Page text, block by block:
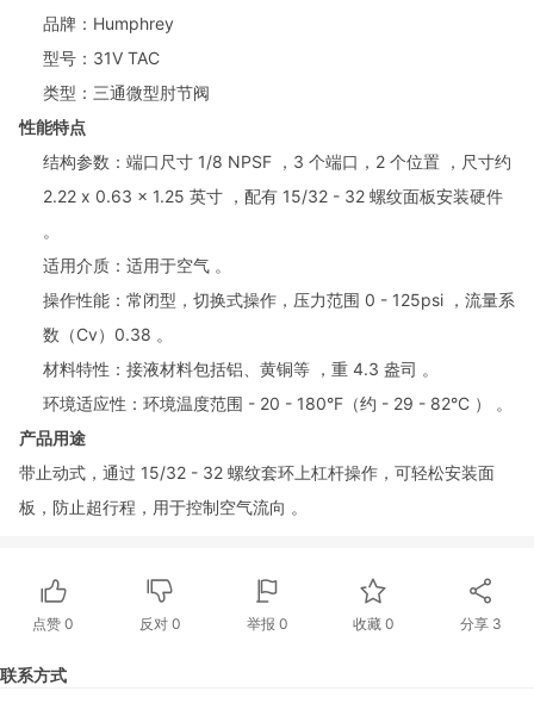
品牌：Humphrey
型号：31V TAC
类型：三通微型肘节阀
性能特点
结构参数：端口尺寸 1/8 NPSF ，3 个端口，2 个位置 ，尺寸约
2.22 x 0.63 x 1.25 英寸 ，配有 15/32 - 32 螺纹面板安装硬件
。
适用介质：适用于空气 。
操作性能：常闭型，切换式操作，压力范围 0 - 125psi ，流量系
数（Cv）0.38 。
材料特性：接液材料包括铝、黄铜等 ，重 4.3 盎司 。
环境适应性：环境温度范围 - 20 - 180°F（约 - 29 - 82°C ） 。
产品用途
带止动式，通过 15/32 - 32 螺纹套环上杠杆操作，可轻松安装面
板，防止超行程，用于控制空气流向 。
点赞0 反对 0 举报 0 收藏 0 分享 3
联系方式